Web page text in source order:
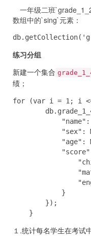
一年级二班
数组中的`sing`元素：
练习分组
新建一个集合
绩；
for (var i = 1; i
"name":
"sex":
"age":
"score":
"chinese": 60
"math": 60 +
"english": 60
}
});
}
１.统计每名学生在考试